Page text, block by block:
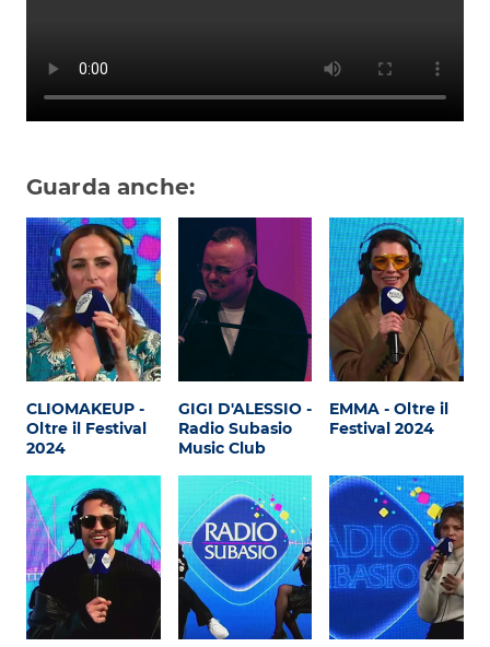
Radio Subasio +
Radio Subasio Disco Club
Radio Suby
Subasio Collection
Subasio Per Un’Ora D’Amore
Video
Foto
Oroscopo
Radio Subasio Music Club
Sanremo 2026
News
Musica
Guarda anche:
CLIOMAKEUP -
Oltre il Festival
2024
GIGI D'ALESSIO -
Radio Subasio
Music Club
EMMA - Oltre il
Festival 2024